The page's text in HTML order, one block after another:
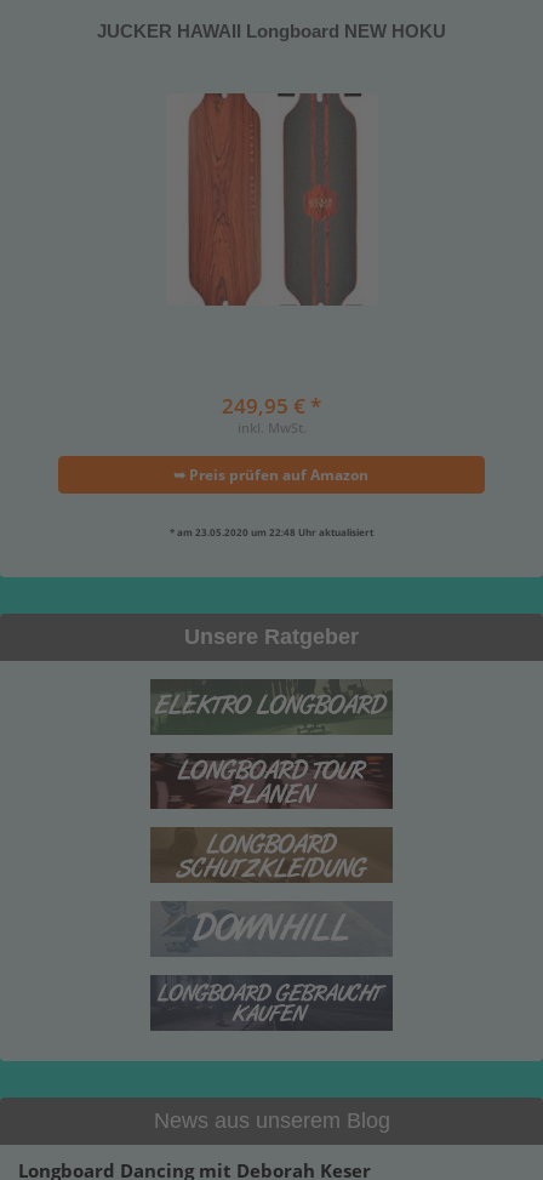
JUCKER HAWAII Longboard NEW HOKU
249,95 € *
inkl. MwSt.
➥ Preis prüfen auf Amazon
* am 23.05.2020 um 22:48 Uhr aktualisiert
Unsere Ratgeber
News aus unserem Blog
Longboard Dancing mit Deborah Keser